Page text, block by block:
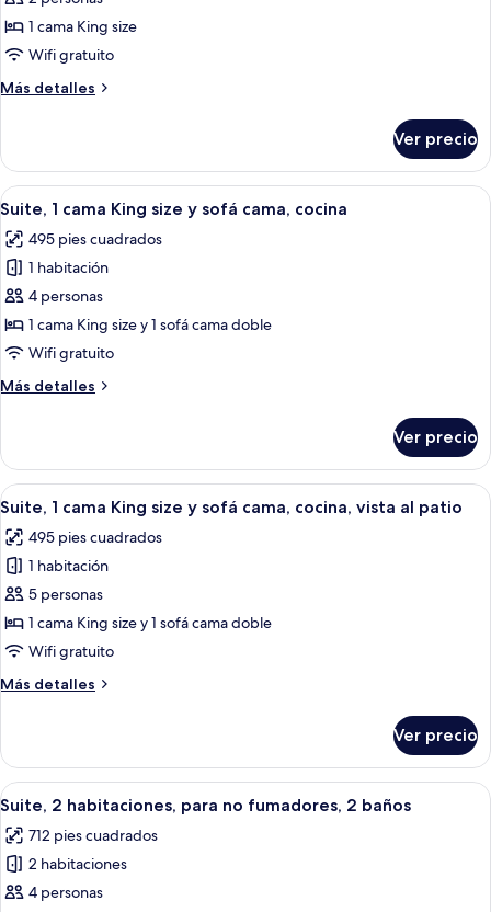
Suite,
1
King
no
fumadores,
cocina
1 cama King size
Wifi gratuito
Más detalles
Más
1
cama
King
para
no
fumadores,
cocina
Ver precio
Abrir
todas
las
fotos
de
Suite,
1
King
sofá
cama,
cocina
Una habitación de hotel moderna
7
Suite, 1 cama King size y sofá cama, cocina
495 pies cuadrados
1 habitación
4 personas
1 cama King size y 1 sofá cama doble
Wifi gratuito
Más detalles
Más
1
cama
King
y
sofá
cama,
cocina
Ver precio
Abrir
todas
las
fotos
de
Suite,
1
King
sofá
cama,
cocina,
vista
al
patio
Un dormitorio moderno con una
7
Suite, 1 cama King size y sofá cama, cocina, vista al patio
495 pies cuadrados
1 habitación
5 personas
1 cama King size y 1 sofá cama doble
Wifi gratuito
Más detalles
Más
1
cama
King
y
sofá
cama,
cocina,
Ver precio
Abrir
todas
las
fotos
de
Habitación de hotel moderna con
5
Suite, 2 habitaciones, para no fumadores, 2 baños
712 pies cuadrados
2 habitaciones
4 personas